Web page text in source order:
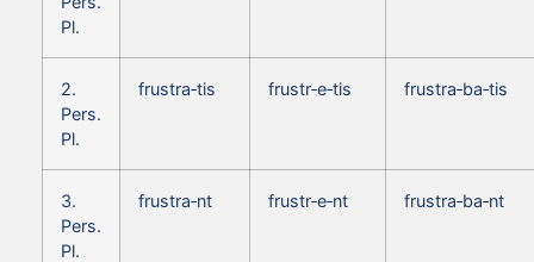
Pl.
2.
Pers.
Pl.
frustra‑tis frustr‑e‑tis frustra‑ba‑tis
3.
Pers.
Pl.
frustra‑nt frustr‑e‑nt frustra‑ba‑nt